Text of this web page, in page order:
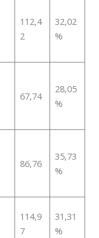
112,4
2
32,02
%
67,74
28,05
%
86,76
35,73
%
114,9
7
31,31
%